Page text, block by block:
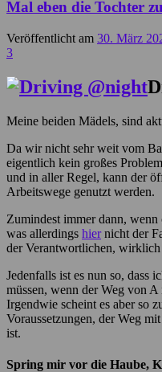
Mal eben die Tochter
Veröffentlicht am 30. März
3
Meine beiden Mädels, sind
Da wir nicht sehr weit vom
eigentlich kein großes
und in aller Regel, kann der
Arbeitswege genutzt werden.
Zumindest immer dann,
was allerdings hiernicht der
der Verantwortlichen, wirklich
Jedenfalls ist es nun so, dass
müssen, wenn der Weg von
Irgendwie scheint es aber so
Voraussetzungen, der Weg
ist.
Spring mir vor die Haube,